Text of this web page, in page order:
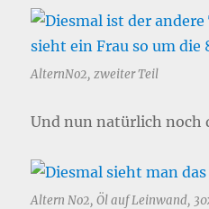
AlternNo2, zweiter Teil
Und nun natürlich noch
Altern No2, Öl auf Leinwand,